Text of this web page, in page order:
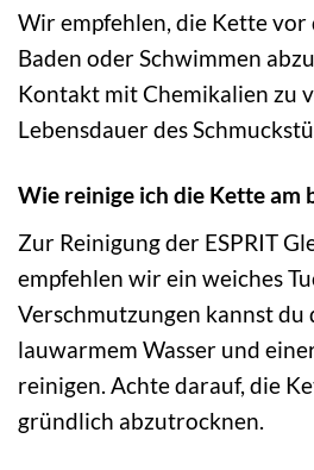
Wir empfehlen, die Kette vor
Baden oder Schwimmen
Kontakt mit Chemikalien zu
Lebensdauer des
Wie reinige ich die Kette am
Zur Reinigung der ESPRIT
empfehlen wir ein weiches
Verschmutzungen kannst du
lauwarmem Wasser und
reinigen. Achte darauf, die
gründlich abzutrocknen.